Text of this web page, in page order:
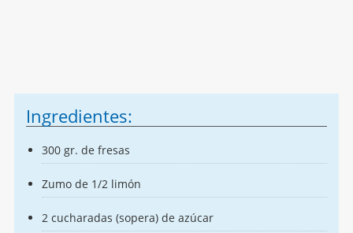
Ingredientes:
300 gr. de fresas
Zumo de 1/2 limón
2 cucharadas (sopera) de azúcar